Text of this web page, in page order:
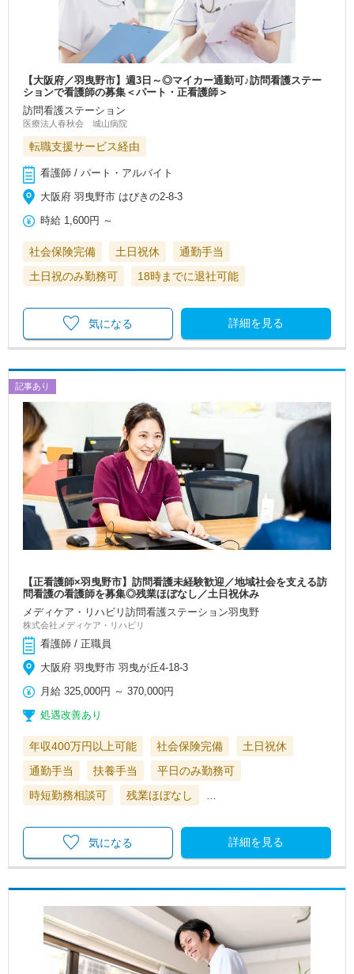
【大阪府／羽曳野市】週3日～◎マイカー通勤可♪訪問看護ステー
ションで看護師の募集＜パート・正看護師＞
訪問看護ステーション
医療法人春秋会 城山病院
転職支援サービス経由
看護師 / パート・アルバイト
大阪府 羽曳野市 はびきの2-8-3
時給 1,600円 ～
社会保険完備 土日祝休
通勤手当
土日祝のみ勤務可
18時までに退社可能
詳細を見る
気になる
記事あり
【正看護師×羽曳野市】訪問看護未経験歓迎／地域社会を支える訪
問看護の看護師を募集◎残業ほぼなし／土日祝休み
メディケア・リハビリ訪問看護ステーション羽曳野
株式会社メディケア・リハビリ
看護師 / 正職員
大阪府 羽曳野市 羽曳が丘4-18-3
月給 325,000円 ～370,000円
処遇改善あり
年収400万円以上可能 社会保険完備
土日祝休
通勤手当
扶養手当
平日のみ勤務可
時短勤務相談可
残業ほぼなし …
詳細を見る
気になる